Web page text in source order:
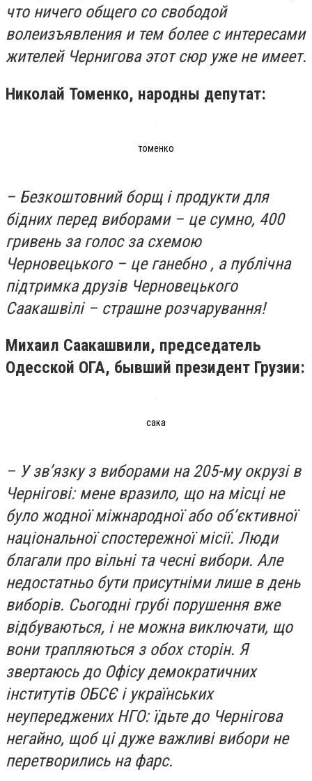
что ничего общего со свободой
волеизъявления и тем более с интересами
жителей Чернигова этот сюр уже не имеет.
Николай Томенко, народны депутат:
томенко
– Безкоштовний борщ і продукти для
бідних перед виборами – це сумно, 400
гривень за голос за схемою
Черновецького – це ганебно , а публічна
підтримка друзів Черновецького
Саакашвілі – страшне розчарування!
Михаил Саакашвили, председатель
Одесской ОГА, бывший президент Грузии:
сака
– У зв’язку з виборами на 205-му окрузі в
Чернігові: мене вразило, що на місці не
було жодної міжнародної або об’єктивної
національної спостережної місії. Люди
благали про вільні та чесні вибори. Але
недостатньо бути присутніми лише в день
виборів. Сьогодні грубі порушення вже
відбуваються, і не можна виключати, що
вони трапляються з обох сторін. Я
звертаюсь до Офісу демократичних
інститутів ОБСЄ і українських
неупереджених НГО: їдьте до Чернігова
негайно, щоб ці дуже важливі вибори не
перетворились на фарс.